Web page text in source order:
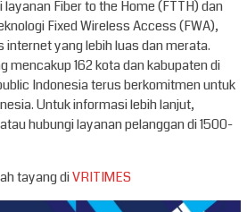
Fiber to the Home (FTTH) dan
Fixed Wireless Access (FWA),
yang lebih luas dan merata.
mencakup 162 kota dan kabupaten di
Indonesia terus berkomitmen untuk
Untuk informasi lebih lanjut,
hubungi layanan pelanggan di 1500-
tayang diVRITIMES